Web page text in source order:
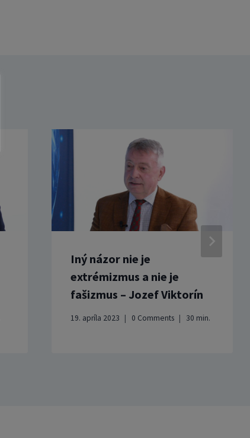
Iný názor nie je
extrémizmus a nie je
fašizmus – Jozef Viktorín
19. apríla 2023 0 Comments 30 min.